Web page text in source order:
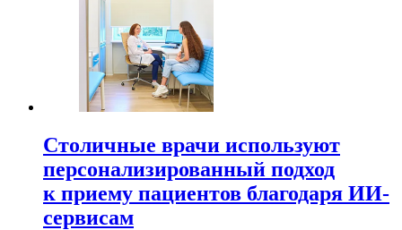
Столичные врачи используют
персонализированный подход
к приему пациентов благодаря ИИ-
сервисам